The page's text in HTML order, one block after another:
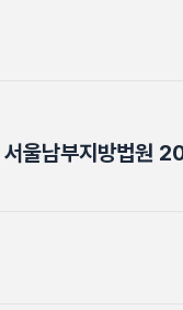
울남부지방법원